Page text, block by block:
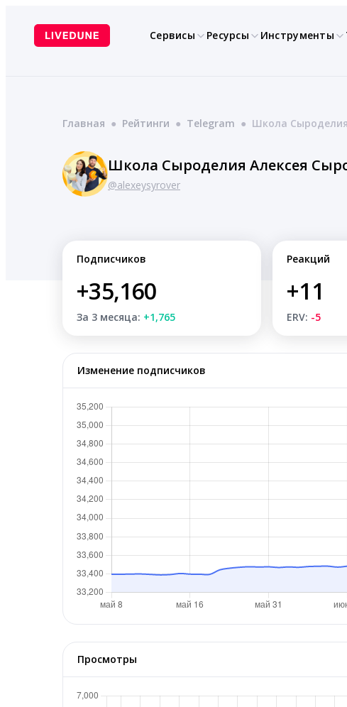
содержимому
Сервисы Ресурсы Инструменты
Главная ● Рейтинги ● Telegram ● Школа
Школа Сыроделия Алексея
@alexeysyrover
Подписчиков
+35,160
За 3 месяца: +1,765
Реакций
+11
ERV: -5
Изменение подписчиков
Просмотры